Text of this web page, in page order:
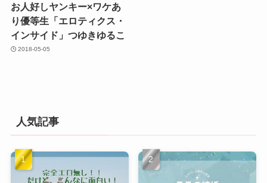
お人好しヤンキー×ワケあ
り優等生「エロティクス・
インサイド」つゆきゆるこ
2018-05-05
人気記事